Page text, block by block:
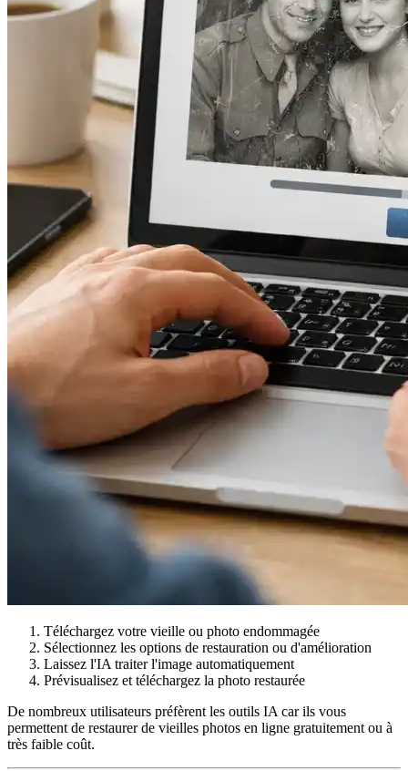
Téléchargez votre vieille ou photo endommagée
Sélectionnez les options de restauration ou d'amélioration
Laissez l'IA traiter l'image automatiquement
Prévisualisez et téléchargez la photo restaurée
De nombreux utilisateurs préfèrent les outils IA car ils vous
permettent de restaurer de vieilles photos en ligne gratuitement ou à
très faible coût.